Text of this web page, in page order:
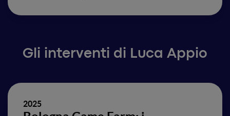
Gli interventi di Luca Appio
2025